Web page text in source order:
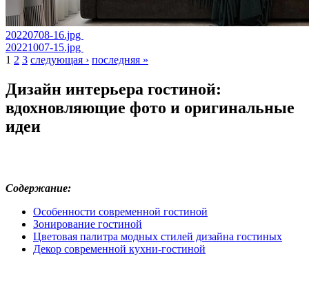
20220708-16.jpg
20221007-15.jpg
1 2 3 следующая › последняя »
Дизайн интерьера гостиной:
вдохновляющие фото и оригинальные
идеи
Содержание:
Особенности современной гостиной
Зонирование гостиной
Цветовая палитра модных стилей дизайна гостиных
Декор современной кухни-гостиной